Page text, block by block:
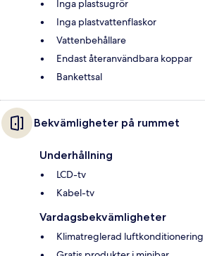
Inga plastsugrör
Inga plastvattenflaskor
Vattenbehållare
Endast återanvändbara koppar
Bankettsal
Bekvämligheter på rummet
Underhållning
LCD-tv
Kabel-tv
Vardagsbekvämligheter
Klimatreglerad luftkonditionering